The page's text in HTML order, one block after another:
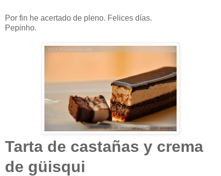
Por fin he acertado de pleno. Felices días.
Pepinho.
Tarta de castañas y crema
de güisqui